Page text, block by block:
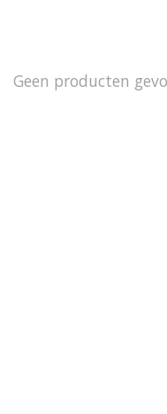
Geen producten